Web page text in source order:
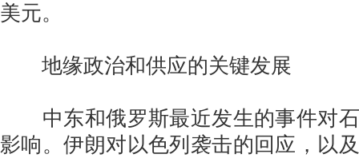
美元。
地缘政治和供应的关键发展
中东和俄罗斯最近发生的事件对石
影响。伊朗对以色列袭击的回应，以